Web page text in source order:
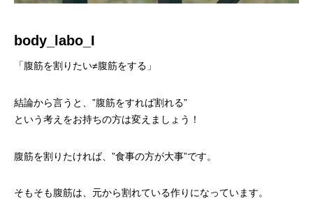
body_labo_ I
「腹筋を割りたい≠腹筋をする」
結論から言うと、”腹筋をすれば割れる”
という考えをお持ちの方は変えましょう！
腹筋を割りたければ、”食事の方が大事”です。
そもそも腹筋は、元から割れている作りになっています。